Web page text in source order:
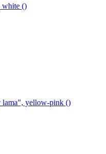
()
yellow-pink ()